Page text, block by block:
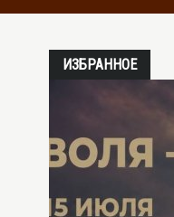
ИЗБРАННОЕ